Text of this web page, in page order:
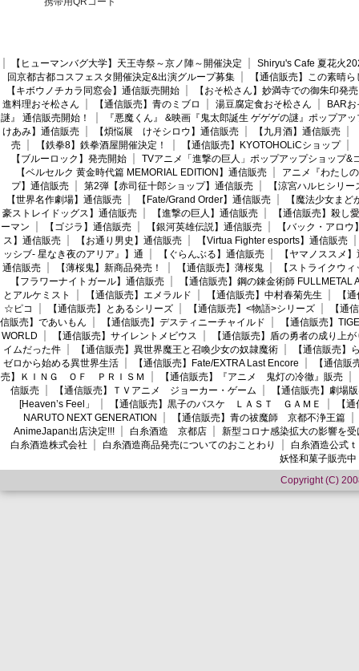
【ヒューマンバグ大学】天王寺祭～京ノ陣～開催決定
Shiryu's Cafe 夏花火
回京都古都コスフェスタ開催決定&出演グループ募集
【通信販売】この素晴
【キボウノチカラ同窓会】通信販売開始
【おそ松さん】妙満寺での御朱印発売
進料理おそ松さん
【通信販売】青のミブロ 湯豆腐定食おそ松さん
BAR
謎』 通信販売開始！
『悪魔くん』 &映画『鬼太郎誕生 ゲゲゲの謎』ポップア
けあみ】通信販売
【煩悩展 けそシロウ】通信販売 【九月酒】通信販売
売
【鉄拳8】鉄拳酒屋開催決定！ 【通信販売】KYOTOHOLiCショップ
【ブルーロック】発売開始
TVアニメ「進撃の巨人」ポップアップショップ&
【ベルセルク 黄金時代篇 MEMORIAL EDITION】通信販売
アニメ『わたし
プ】通信販売
第2弾【赤司征十郎ショップ】通信販売
【涼宮ハルヒシリ
【世界名作劇場】通信販売
【Fate/Grand Order】通信販売
【魔法少女ま
豪ストレイドッグス】通信販売
【進撃の巨人】通信販売
【通信販売】殺し愛
ーマン
【ゴジラ】通信販売 【銀河英雄伝説】通信販売
【バック・アロウ
ス】通信販売
【お通り男史】通信販売
【Virtua Fighter esports】通信販売
ッシブ- 星なき夜のアリア』】通
【ぐらんぶる】通信販売
【ヤマノススメ
通信販売
【薄桜鬼】新商品発売！ 【通信販売】薄桜鬼
【ストライクウ
【フラワーナイトガール】通信販売
【通信販売】鋼の錬金術師 FULLMETAL
とアルケミスト
【通信販売】エメラルド 【通信販売】中村春菊先生
【
☆ピコ
【通信販売】とあるシリーズ 【通信販売】<物語>シリーズ
【通
信販売】であいもん
【通信販売】デスティニーチャイルド
【通信販売】
WORLD
【通信販売】サイレントメビウス
【通信販売】盾の勇者の成り上が
イムだった件
【通信販売】異世界魔王と召喚少女の奴隷魔術
【通信販売】
ゼロから始める異世界生活
【通信販売】Fate/EXTRA Last Encore
【通信
売】ＫＩＮＧ ＯＦ ＰＲＩＳＭ
【通信販売】『アニメ 鬼灯の冷徹』販売
信販売
【通信販売】ＴＶアニメ ジョーカー・ゲーム
【通信販売】劇場
[Heaven’s Feel」
【通信販売】黒子のバスケ ＬＡＳＴ ＧＡＭＥ
【
NARUTO NEXT GENERATION
【通信販売】青の祓魔師 京都不浄王篇
AnimeJapan出店決定!!!
白糸酒造 京都店
新型コロナ感染拡大の影響を
白糸酒造株式会社
白糸酒造商品発売についてのおことわり
白糸酒造公式
妖怪和菓子販売中
Copyright (C)